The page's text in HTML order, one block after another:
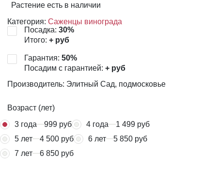
Растение есть в наличии
Категория: Саженцы винограда
Посадка: 30%
Итого: + руб
Гарантия: 50%
Посадим с гарантией: + руб
Производитель: Элитный Сад, подмосковье
Возраст (лет)
3 года
999 руб 4 года
1 499 руб
5 лет
4 500 руб 6 лет
5 850 руб
7 лет
6 850 руб